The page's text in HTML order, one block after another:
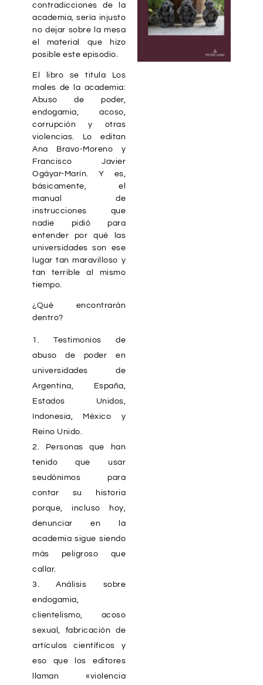
contradicciones de la
academia, sería injusto
no dejar sobre la mesa
el material que hizo
posible este episodio.
El libro se titula
Los
males de la academia:
Abuso de poder,
endogamia, acoso,
corrupción y otras
violencias . Lo editan
Ana Bravo-Moreno y
Francisco Javier
Ogáyar-Marín. Y es,
básicamente, el
manual de
instrucciones que
nadie pidió para
entender por qué las
universidades son ese
lugar tan maravilloso y
tan terrible al mismo
tiempo.
¿Qué encontrarán
dentro?
Testimonios de
abuso de poder en
universidades de
Argentina, España,
Estados Unidos,
Indonesia, México y
Reino Unido.
Personas que han
tenido que usar
seudónimos para
contar su historia
porque, incluso hoy,
denunciar en la
academia sigue siendo
más peligroso que
callar.
Análisis sobre
endogamia,
clientelismo, acoso
sexual, fabricación de
artículos científicos y
eso que los editores
llaman «violencia